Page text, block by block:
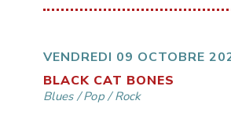
programme :Sessions de 20 min
VENDREDI 09 OCTOBRE
BLACK CAT BONES
Blues/Pop/Rock